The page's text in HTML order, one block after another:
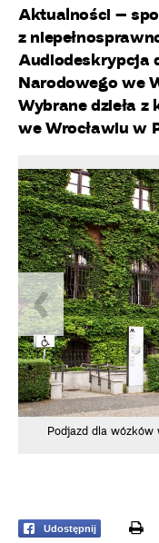
Aktualności –
z
Audiodeskrypcja
Narodowego we
Wybrane dzieła
we Wrocławiu
Podjazd dla
Udostępnij print